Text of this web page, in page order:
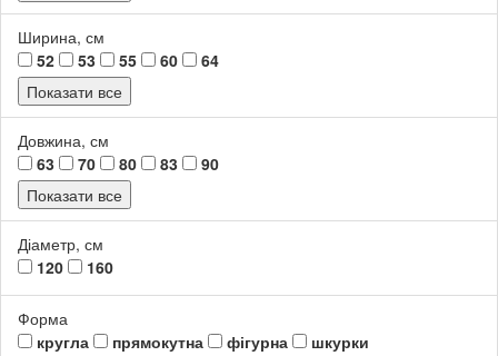
Ширина, см
52
53 55 60
64
Показати все
Довжина, см
63
70 80 83
90
Показати все
Діаметр, см
120
160
Форма
кругла
прямокутна фігурна шкурки